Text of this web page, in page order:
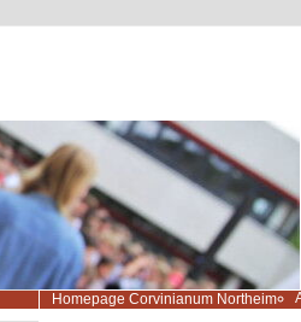
Homepage Corvinianum Northeim